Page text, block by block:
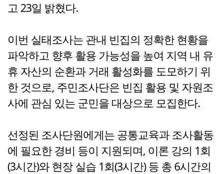
고 23일 밝혔다.
이번 실태조사는 관내 빈집의 정확한 현황을
파악하고 향후 활용 가능성을 높여 지역 내 유
휴 자산의 순환과 거래 활성화를 도모하기 위
한 것으로, 주민조사단은 빈집 활용 및 자원조
사에 관심 있는 군민을 대상으로 모집한다.
선정된 조사단원에게는 공통교육과 조사활동
에 필요한 경비 등이 지원되며, 이론 강의 1회
(3시간)와 현장 실습 1회(3시간) 등 총 6시간의